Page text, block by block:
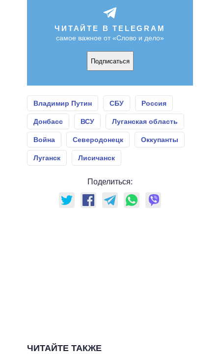
ЧИТАЙТЕ В TELEGRAM
самое важное от «Слово и дело»
Подписаться
Владимир Путин СБУ Россия
Донбасс ВСУ Луганская область
Война Северодонецк Оккупанты
Луганск Лисичанск
Поделиться:
ЧИТАЙТЕ ТАКЖЕ